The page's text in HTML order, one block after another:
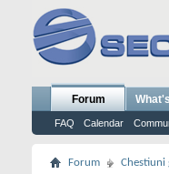
Forum
FAQ Calendar
Forum Chestiuni